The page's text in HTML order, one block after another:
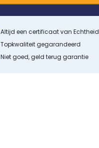
Altijd een certificaat van Echtheid
Topkwaliteit gegarandeerd
Niet goed, geld terug garantie